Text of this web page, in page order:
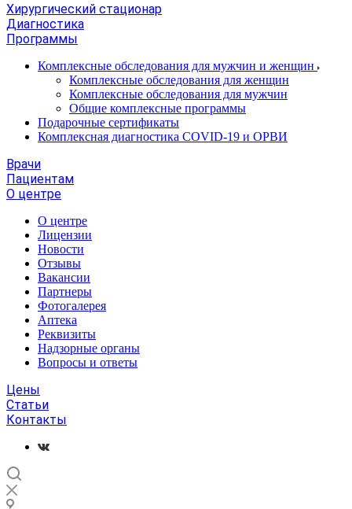
Хирургический стационар
Диагностика
Программы
Комплексные обследования для мужчин и женщин
Комплексные обследования для женщин
Комплексные обследования для мужчин
Общие комплексные программы
Подарочные сертификаты
Комплексная диагностика COVID-19 и ОРВИ
Врачи
Пациентам
О центре
О центре
Лицензии
Новости
Отзывы
Вакансии
Партнеры
Фотогалерея
Аптека
Реквизиты
Надзорные органы
Вопросы и ответы
Цены
Статьи
Контакты